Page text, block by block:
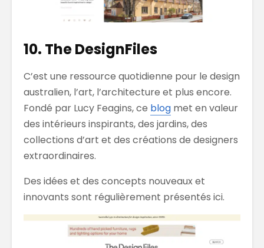
10. The DesignFiles
C’est une ressource quotidienne pour le design
australien, l’art, l’architecture et plus encore.
Fondé par Lucy Feagins, ce blog met en valeur
des intérieurs inspirants, des jardins, des
collections d’art et des créations de designers
extraordinaires.
Des idées et des concepts nouveaux et
innovants sont régulièrement présentés ici.